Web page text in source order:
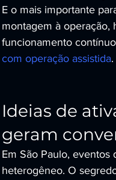
E o mais importante
montagem à operação,
funcionamento
com operação assistida.
Ideias de
geram
Em São Paulo,
heterogêneo. O